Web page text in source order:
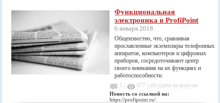
Функциональная
электроника в ProfiPoint
6 января 2018
Общеизвестно, что, сравнивая
прославленные экземпляры телефонных
аппаратов, компьютеров и цифровых
приборов, сосредоточивают центр
своего внимания на их функциях и
работоспособности.
1 |
477 |обсудить на форуме
Новость со ссылкой на:
https://profipoint.ru/